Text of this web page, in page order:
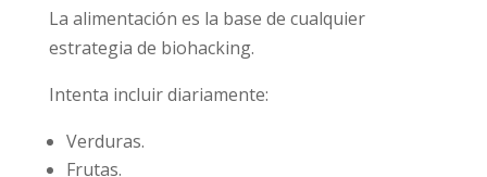
La alimentación es la base de cualquier
estrategia de biohacking.
Intenta incluir diariamente:
Verduras.
Frutas.